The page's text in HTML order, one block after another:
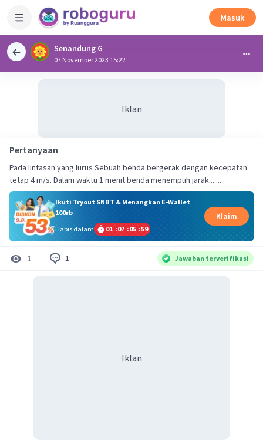
Masuk
Senandung G
07 November 2023 15:22
Iklan
Pertanyaan
Pada lintasan yang lurus Sebuah benda bergerak dengan kecepatan
tetap 4 m/s. Dalam waktu 1 menit benda menempuh jarak.......
Ikuti Tryout SNBT & Menangkan E-Wallet
100rb
Habis dalam
01 :07 :05 :59
Klaim
1 1 Jawaban terverifikasi
Iklan